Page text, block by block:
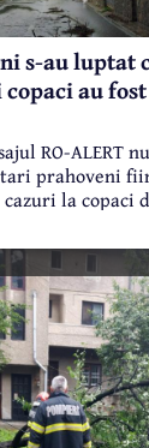
s-au luptat
au
RO-ALERT
prahoveni
la copaci